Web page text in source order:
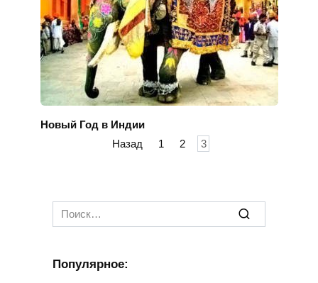
Новый Год в Индии
Назад 1 2 3
Search
for:
Популярное: